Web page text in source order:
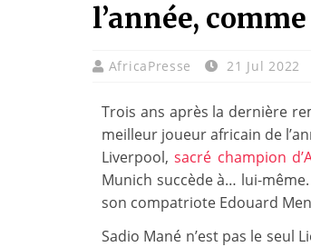
l’année,
AfricaPresse 21 Jul 2022
Trois ans après la dernière
meilleur joueur africain de
Liverpool,sacré champion
Munich succède à… lui-
son compatriote Edouard
Sadio Mané n’est pas le seul